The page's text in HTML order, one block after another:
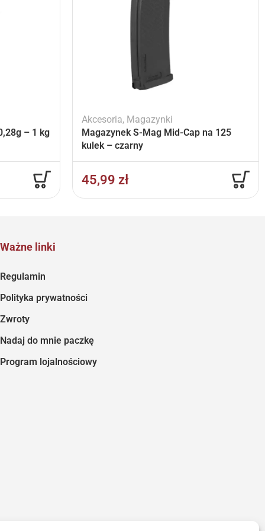
– 1 kg
Akcesoria, Magazynki
Magazynek S-Mag Mid-Cap na 125
kulek – czarny
45,99 zł
Ważne linki
Regulamin
Polityka prywatności
Zwroty
Nadaj do mnie paczkę
Program lojalnościowy